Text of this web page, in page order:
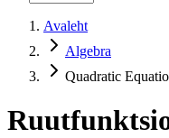
Avaleht
Algebra
Quadratic